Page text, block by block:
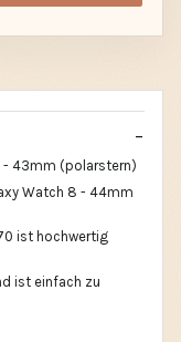
- 43mm (polarstern)
Watch 8 - 44mm
ist hochwertig
ist einfach zu